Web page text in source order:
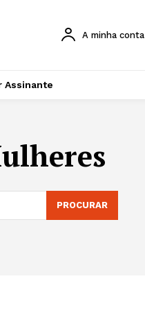
A minha conta
Assinante
PROCURAR